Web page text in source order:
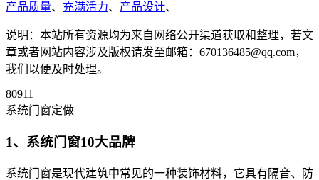
产品质量、 充满活力、 产品设计、
说明：本站所有资源均为来自网络公开渠道获取和整理，若文
章或者网站内容涉及版权请发至邮箱：670136485@qq.com，
我们以便及时处理。
80911
系统门窗定做
1、系统门窗10大品牌
系统门窗是现代建筑中常见的一种装饰材料，它具有隔音、防